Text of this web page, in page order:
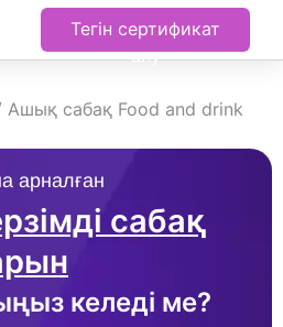
Тегін сертификат
алу
арналған
сабақ
келеді ме?
Ашық сабақ Food and drink